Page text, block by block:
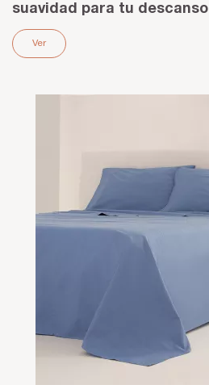
suavidad para tu descanso
Ver